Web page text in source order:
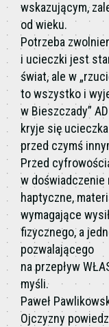
wskazującym,
od wieku.
Potrzeba
i ucieczki jest
świat, ale w
to wszystko i
w Bieszczady”
kryje się ucieczka
przed czymś
Przed
w doświadczenie
haptyczne,
wymagające
fizycznego, a
pozwalającego
na przepływ
myśli.
Paweł
Ojczyzny